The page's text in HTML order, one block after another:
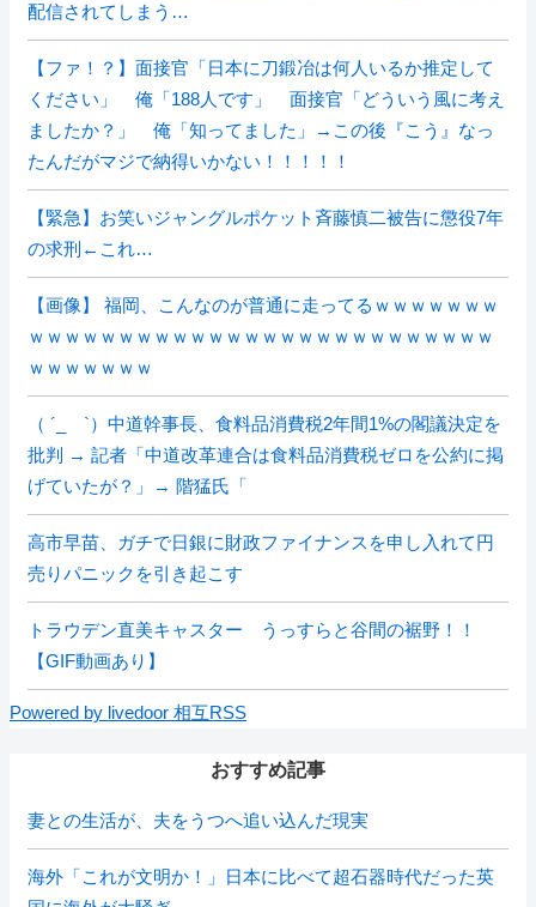
配信されてしまう…
【ファ！？】面接官「日本に刀鍛冶は何人いるか推定して
ください」 俺「188人です」 面接官「どういう風に考え
ましたか？」 俺「知ってました」→この後『こう』なっ
たんだがマジで納得いかない！！！！！
【緊急】お笑いジャングルポケット斉藤慎二被告に懲役7年
の求刑←これ…
【画像】 福岡、こんなのが普通に走ってるｗｗｗｗｗｗｗ
ｗｗｗｗｗｗｗｗｗｗｗｗｗｗｗｗｗｗｗｗｗｗｗｗｗｗ
ｗｗｗｗｗｗｗ
（ ´_ゝ`）中道幹事長、食料品消費税2年間1%の閣議決定を
批判 → 記者「中道改革連合は食料品消費税ゼロを公約に掲
げていたが？」→ 階猛氏「
高市早苗、ガチで日銀に財政ファイナンスを申し入れて円
売りパニックを引き起こす
トラウデン直美キャスター うっすらと谷間の裾野！！
【GIF動画あり】
Powered by livedoor 相互RSS
おすすめ記事
妻との生活が、夫をうつへ追い込んだ現実
海外「これが文明か！」日本に比べて超石器時代だった英